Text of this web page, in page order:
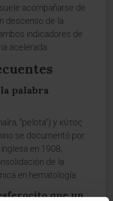
acompañarse de
descenso de la
indicadores de
acelerada.
palabra
"pelota") y κύτος
se documentó por
en 1908,
de la
en hematología.
que un